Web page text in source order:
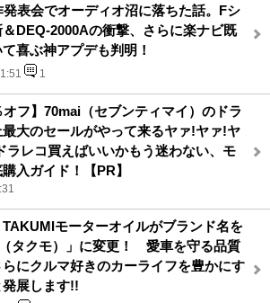
発表会でオーディオ沼に落ちた話。Fシ
＆DEQ-2000Aの衝撃、さらに楽ナビ既
喜ぶ神アプデも判明！
1
オフ】70mai（セブンティマイ）のドラ
最大のセールがやって来るヤァ!ヤァ!ヤ
レコ買えばいいかもう迷わない、モ
入ガイド！【PR】
TAKUMIモーターオイルがブランド名を
（タクモ）」に変更！ 愛車を守る品質
にクルマ好きのカーライフを豊かにす
展します!!